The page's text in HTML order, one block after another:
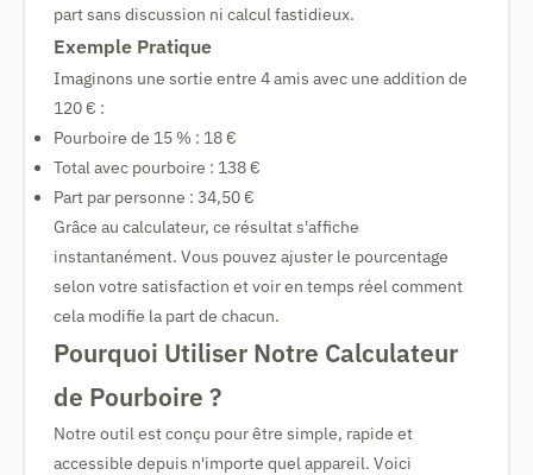
part sans discussion ni calcul fastidieux.
Exemple Pratique
Imaginons une sortie entre 4 amis avec une addition de
120 € :
Pourboire de 15 % : 18 €
Total avec pourboire : 138 €
Part par personne : 34,50 €
Grâce au calculateur, ce résultat s'affiche
instantanément. Vous pouvez ajuster le pourcentage
selon votre satisfaction et voir en temps réel comment
cela modifie la part de chacun.
Pourquoi Utiliser Notre Calculateur
de Pourboire ?
Notre outil est conçu pour être simple, rapide et
accessible depuis n'importe quel appareil. Voici